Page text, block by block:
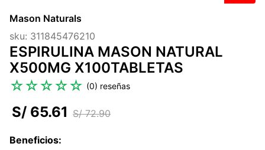
2.
citrato magnesio
3.
colageno
4.
lab nutrition
5 .
kefir
8.
melena leon
Mason Naturals
sku: 311845476210
ESPIRULINA MASON NATURAL
X500MG X100TABLETAS
☆☆☆☆☆ (0)
S/ 72.90
S/ 65.61
Beneficios: